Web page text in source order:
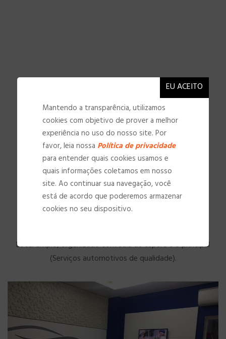
NOSSAS INSTALAÇÕES
Local amplo, organizado com sala de espera e o principal
(Serviços automotivos de qualidade).
Mantendo a transparência, utilizamos
cookies com objetivo de prover a melhor
experiência no uso do nosso site. Por
favor, leia nossa Política de privacidade
para entender quais cookies usamos e
quais informações coletamos em nosso
site. Ao continuar sua navegação, você
está de acordo que poderemos armazenar
cookies no seu dispositivo.